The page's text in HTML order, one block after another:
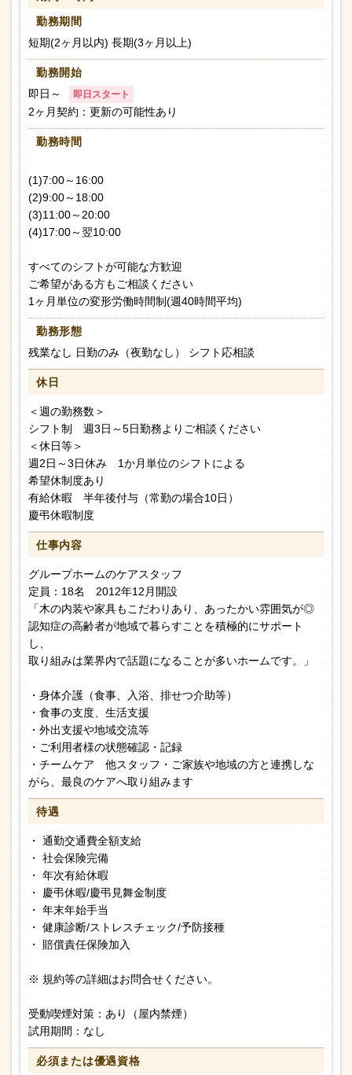
勤務期間
短期(2ヶ月以内) 長期(3ヶ月以上)
勤務開始
即日～
即日スタート
2ヶ月契約：更新の可能性あり
勤務時間
(1)7:00～16:00
(2)9:00～18:00
(3)11:00～20:00
(4)17:00～翌10:00
すべてのシフトが可能な方歓迎
ご希望がある方もご相談ください
1ヶ月単位の変形労働時間制(週40時間平均)
勤務形態
残業なし 日勤のみ（夜勤なし） シフト応相談
休日
＜週の勤務数＞
シフト制 週3日～5日勤務よりご相談ください
＜休日等＞
週2日～3日休み 1か月単位のシフトによる
希望休制度あり
有給休暇 半年後付与（常勤の場合10日）
慶弔休暇制度
仕事内容
グループホームのケアスタッフ
定員：18名 2012年12月開設
「木の内装や家具もこだわりあり、あったかい雰囲気が◎
認知症の高齢者が地域で暮らすことを積極的にサポート
し、
取り組みは業界内で話題になることが多いホームです。」
・身体介護（食事、入浴、排せつ介助等）
・食事の支度、生活支援
・外出支援や地域交流等
・ご利用者様の状態確認・記録
・チームケア 他スタッフ・ご家族や地域の方と連携しな
がら、最良のケアへ取り組みます
待遇
・ 通勤交通費全額支給
・ 社会保険完備
・ 年次有給休暇
・ 慶弔休暇/慶弔見舞金制度
・ 年末年始手当
・ 健康診断/ストレスチェック/予防接種
・ 賠償責任保険加入
※ 規約等の詳細はお問合せください。
受動喫煙対策：あり（屋内禁煙）
試用期間：なし
必須または優遇資格